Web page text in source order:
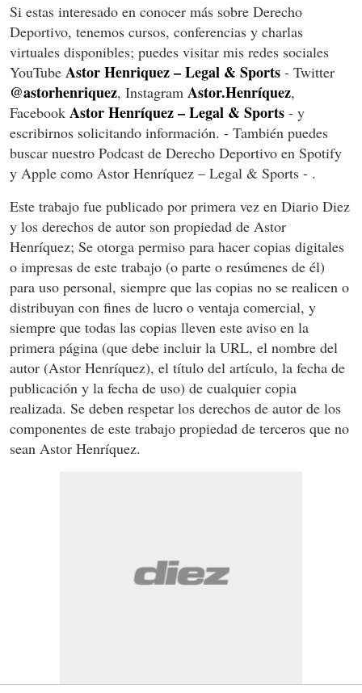
Si estas interesado en conocer más sobre Derecho
Deportivo, tenemos cursos, conferencias y charlas
virtuales disponibles; puedes visitar mis redes sociales
YouTube Astor Henriquez – Legal & Sports - Twitter
@astorhenriquez, Instagram Astor.Henríquez,
Facebook Astor Henríquez – Legal & Sports - y
escribirnos solicitando información. - También puedes
buscar nuestro Podcast de Derecho Deportivo en Spotify
y Apple como Astor Henríquez – Legal & Sports - .
Este trabajo fue publicado por primera vez en Diario Diez
y los derechos de autor son propiedad de Astor
Henríquez; Se otorga permiso para hacer copias digitales
o impresas de este trabajo (o parte o resúmenes de él)
para uso personal, siempre que las copias no se realicen o
distribuyan con fines de lucro o ventaja comercial, y
siempre que todas las copias lleven este aviso en la
primera página (que debe incluir la URL, el nombre del
autor (Astor Henríquez), el título del artículo, la fecha de
publicación y la fecha de uso) de cualquier copia
realizada. Se deben respetar los derechos de autor de los
componentes de este trabajo propiedad de terceros que no
sean Astor Henríquez.